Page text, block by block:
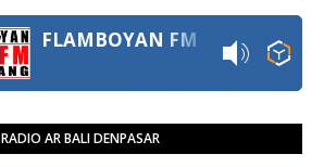
FLAMBOYAN FM
RADIO AR BALI DENPASAR